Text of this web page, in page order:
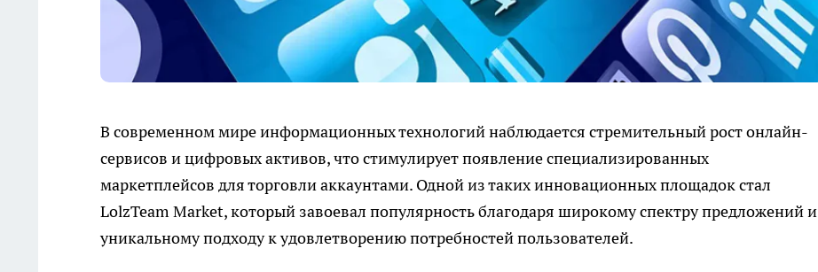
В современном мире информационных технологий наблюдается стремительный рост онлайн-
сервисов и цифровых активов, что стимулирует появление специализированных
маркетплейсов для торговли аккаунтами. Одной из таких инновационных площадок стал
LolzTeam Market, который завоевал популярность благодаря широкому спектру предложений и
уникальному подходу к удовлетворению потребностей пользователей.